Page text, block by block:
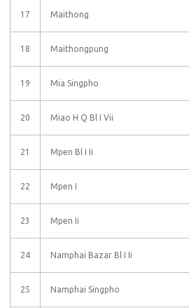
17 Maithong
18 Maithongpung
19 Mia Singpho
20 Miao H Q Bl I Vii
21 Mpen Bl I Ii
22 Mpen I
23 Mpen Ii
24 Namphai Bazar Bl I Ii
25 Namphai Singpho